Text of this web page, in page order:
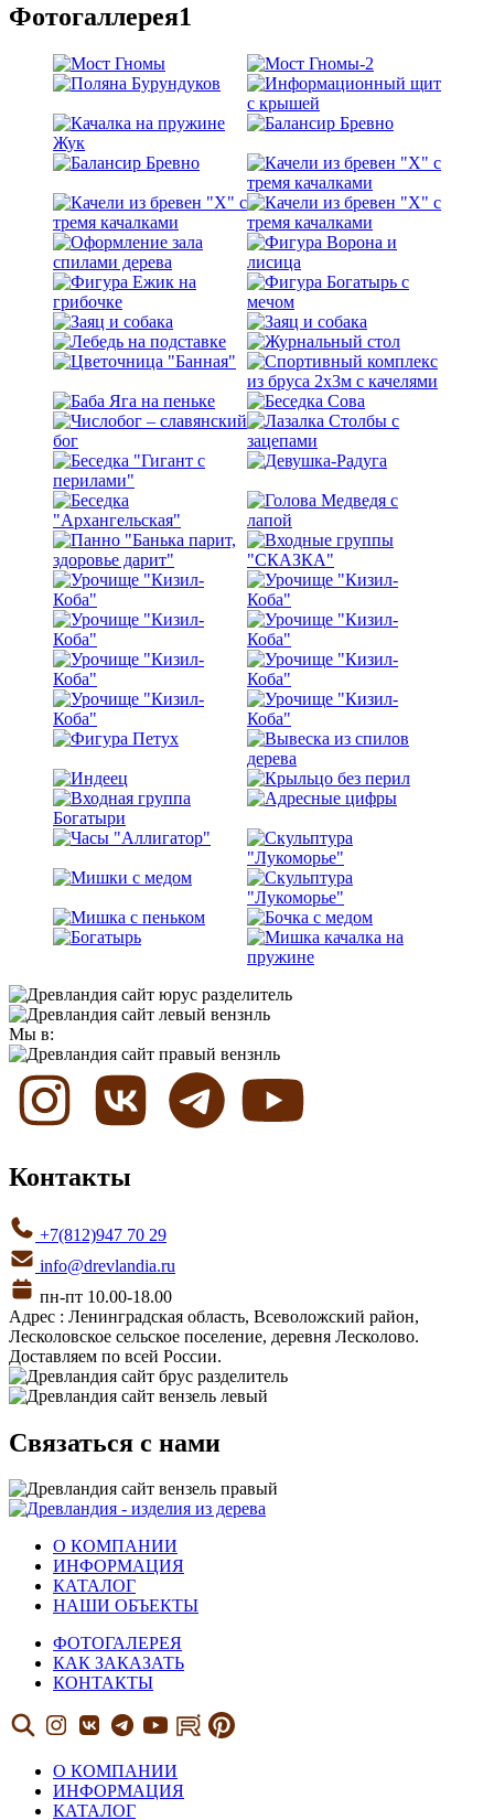
Фотогаллерея1
Мы в:
Контакты
+7(812)947 70 29
info@drevlandia.ru
пн-пт 10.00-18.00
Адрес : Ленинградская область, Всеволожский район,
Лесколовское сельское поселение, деревня Лесколово.
Доставляем по всей России.
Связаться с нами
О КОМПАНИИ
ИНФОРМАЦИЯ
КАТАЛОГ
НАШИ ОБЪЕКТЫ
ФОТОГАЛЕРЕЯ
КАК ЗАКАЗАТЬ
КОНТАКТЫ
О КОМПАНИИ
ИНФОРМАЦИЯ
КАТАЛОГ